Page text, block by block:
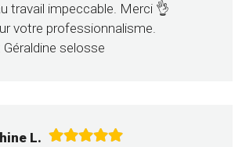
travail impeccable. Merci 👌
votre professionnalisme.
selosse
L.